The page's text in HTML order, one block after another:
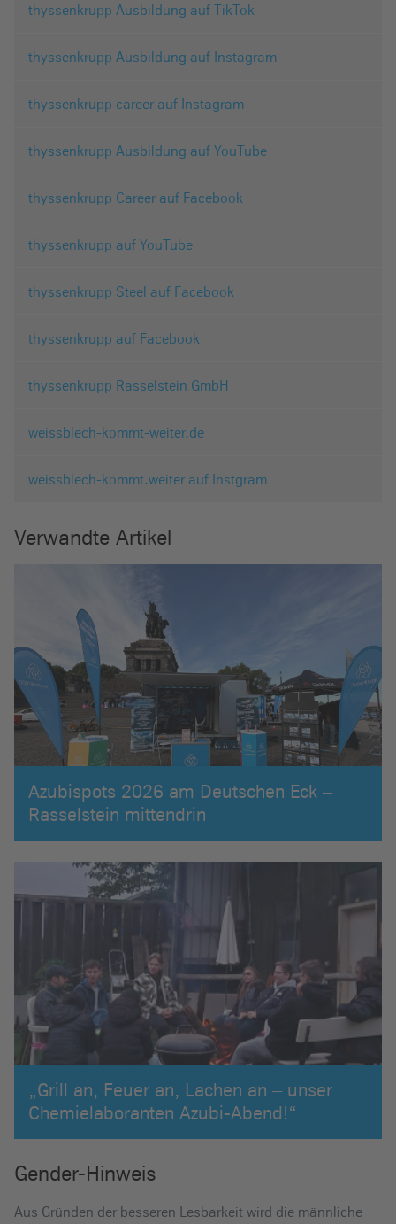
thyssenkrupp Ausbildung auf TikTok
thyssenkrupp Ausbildung auf Instagram
thyssenkrupp career auf Instagram
thyssenkrupp Ausbildung auf YouTube
thyssenkrupp Career auf Facebook
thyssenkrupp auf YouTube
thyssenkrupp Steel auf Facebook
thyssenkrupp auf Facebook
thyssenkrupp Rasselstein GmbH
weissblech-kommt-weiter.de
weissblech-kommt.weiter auf Instgram
Verwandte Artikel
Azubispots 2026 am Deutschen Eck –
Rasselstein mittendrin
„Grill an, Feuer an, Lachen an – unser
Chemielaboranten Azubi-Abend!“
Gender-Hinweis
Aus Gründen der besseren Lesbarkeit wird die männliche